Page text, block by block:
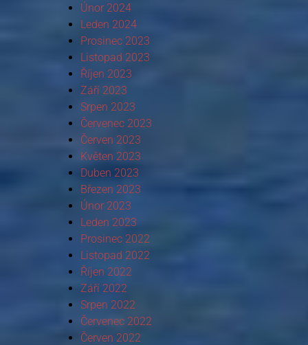
Únor 2024
Leden 2024
Prosinec 2023
Listopad 2023
Říjen 2023
Září 2023
Srpen 2023
Červenec 2023
Červen 2023
Květen 2023
Duben 2023
Březen 2023
Únor 2023
Leden 2023
Prosinec 2022
Listopad 2022
Říjen 2022
Září 2022
Srpen 2022
Červenec 2022
Červen 2022